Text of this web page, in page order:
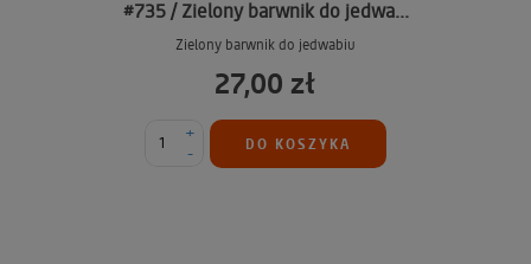
#735 / Zielony barwnik do jedwa...
Zielony barwnik do jedwabiu
27,00 zł
-
+
DO KOSZYKA